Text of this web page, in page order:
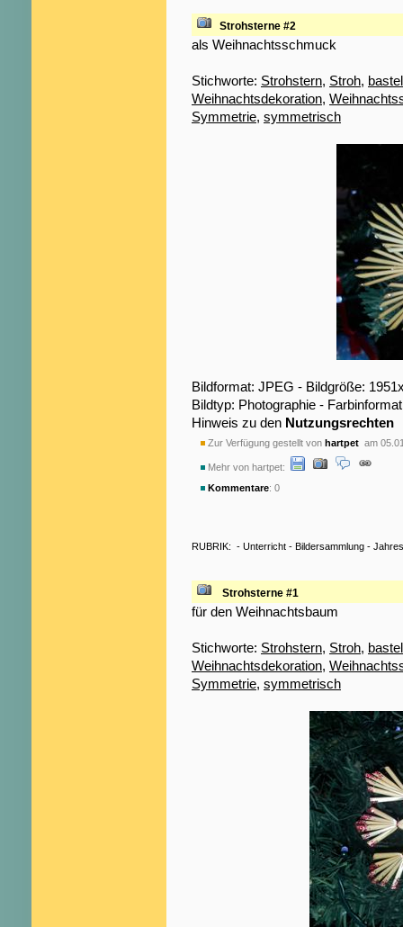
Strohsterne #2
als Weihnachtsschmuck
Stichworte: Strohstern, Stroh,
Weihnachtsdekoration,
Symmetrie, symmetrisch
Bildformat: JPEG - Bildgröße:
Bildtyp: Photographie -
Hinweis zu den Nutzungsrechten
Zur Verfügung gestellt von hartpet am
Mehr von hartpet:
Kommentare: 0
RUBRIK: - Unterricht - Bildersammlung -
Strohsterne #1
für den Weihnachtsbaum
Stichworte: Strohstern, Stroh,
Weihnachtsdekoration,
Symmetrie, symmetrisch